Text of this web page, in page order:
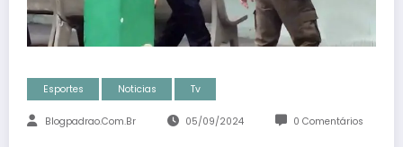
Esportes Noticias Tv
Blogpadrao.com.br 05/09/2024 0 Comentários